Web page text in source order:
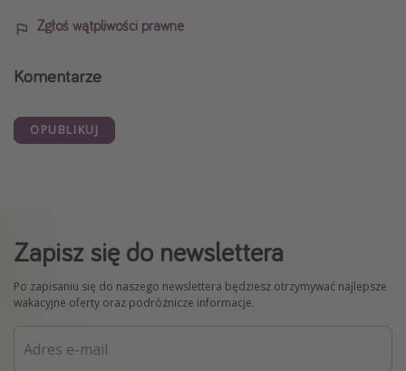
Zgłoś wątpliwości prawne
Komentarze
OPUBLIKUJ
Zapisz się do newslettera
Po zapisaniu się do naszego newslettera będziesz otrzymywać najlepsze
wakacyjne oferty oraz podróżnicze informacje.